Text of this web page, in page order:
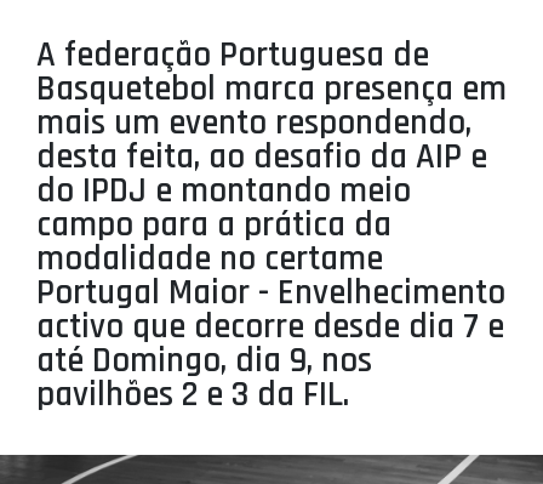
SELEÇÕES
MINIBASQUETE
ÁREA TÉCNICA
PROJETOS
LIGA BETCLIC MASCULINA
LIGA BETCLIC FEMININA
A federação Portuguesa de
Basquetebol marca presença em
mais um evento respondendo,
desta feita, ao desafio da AIP e
do IPDJ e montando meio
campo para a prática da
modalidade no certame
Portugal Maior - Envelhecimento
activo que decorre desde dia 7 e
até Domingo, dia 9, nos
pavilhões 2 e 3 da FIL.